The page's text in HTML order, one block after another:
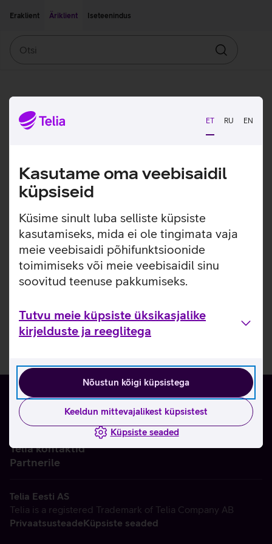
ET RU EN
Kasutame oma veebisaidil
küpsiseid
Küsime sinult luba selliste küpsiste
kasutamiseks, mida ei ole tingimata vaja
meie veebisaidi põhifunktsioonide
toimimiseks või meie veebisaidil sinu
soovitud teenuse pakkumiseks.
Tutvu meie küpsiste üksikasjalike
kirjelduste ja reeglitega
Nõustun kõigi küpsistega
Keeldun mittevajalikest küpsistest
Küpsiste seaded
Eraklient
Äriklient Iseteenindus
Otsin
Telia kontaktid
Partnerile
Telia Eesti AS
Telia is a registered Trademark of Telia Company AB
PrivaatsusteadeKüpsiste seaded